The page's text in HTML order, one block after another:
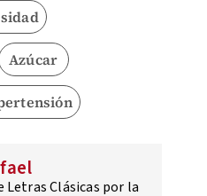
Azúcar
Letras Clásicas por la